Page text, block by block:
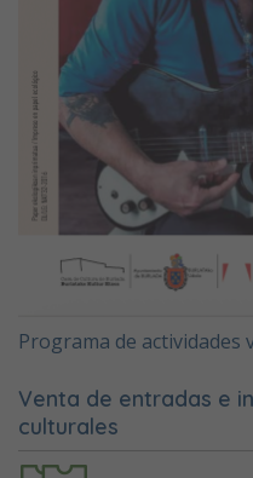
Programa de actividades
Venta de entradas e
culturales